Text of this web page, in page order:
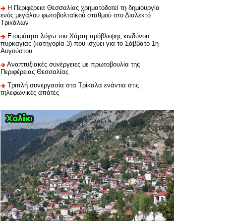
H Περιφέρεια Θεσσαλίας χρηματοδοτεί τη δημιουργία
ενός μεγάλου φωτοβολταϊκού σταθμού στο Διαλεκτό
Τρικάλων
Ετοιμότητα λόγω του Χάρτη πρόβλεψης κινδύνου
πυρκαγιάς (κατηγορία 3) που ισχύει για το Σάββατο 1η
Αυγούστου
Αναπτυξιακές συνέργειες με πρωτοβουλία της
Περιφέρειας Θεσσαλίας
Τριπλή συνεργασία στα Τρίκαλα ενάντια στις
τηλεφωνικές απάτες